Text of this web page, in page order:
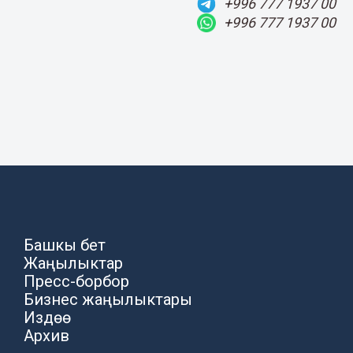
+996 777 1937 00
+996 777 1937 00
Башкы бет
Жаңылыктар
Пресс-борбор
Бизнес жаңылыктары
Издөө
Архив